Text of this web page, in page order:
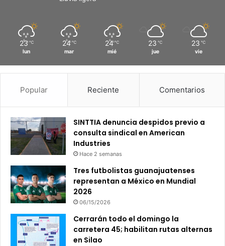
23 ℃
lun
24 ℃
mar
24 ℃
mié
23 ℃
jue
23 ℃
vie
Popular Reciente Comentarios
SINTTIA denuncia despidos previo a
consulta sindical en American
Industries
Hace 2 semanas
Tres futbolistas guanajuatenses
representan a México en Mundial
2026
06/15/2026
Cerrarán todo el domingo la
carretera 45; habilitan rutas alternas
en Silao